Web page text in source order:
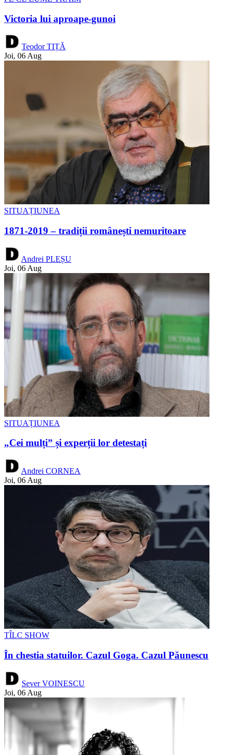
Victoria lui aproape-gunoi
Teodor TIȚĂ
Joi, 06 Aug
SITUAȚIUNEA
1871-2019 – tradiții românești nemuritoare
Andrei PLEȘU
Joi, 06 Aug
SITUAȚIUNEA
„Cei mulți” și experții lor detestați
Andrei CORNEA
Joi, 06 Aug
TÎLC SHOW
În chestia statuilor. Cazul Goga. Cazul Păunescu
Sever VOINESCU
Joi, 06 Aug